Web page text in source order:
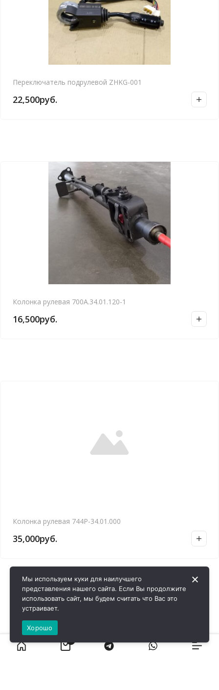
Переключатель подрулевой ZHKG-001
22,500руб.
Колонка рулевая 700А.34.01.120-1
16,500руб.
Колонка рулевая 744Р-34.01.000
35,000руб.
Мы используем куки для наилучшего
представления нашего сайта. Если Вы продолжите
использовать сайт, мы будем считать что Вас это
устраивает.
Хорошо